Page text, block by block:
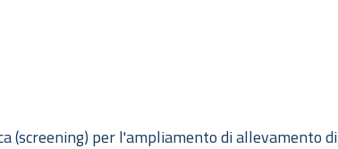
(screening) per l'ampliamento di allevamento di